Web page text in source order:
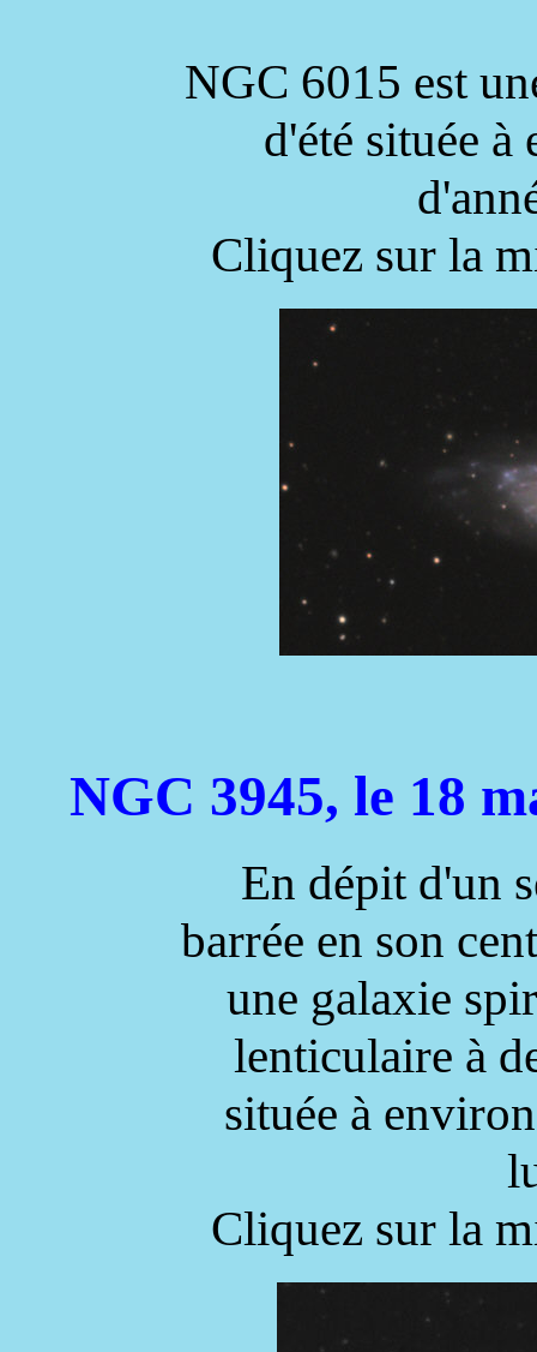
NGC 6015 est
d'été située
Cliquez sur la
NGC 3945, le 18
En dépit d'un
barrée en son
une galaxie
lenticulaire à
située à
Cliquez sur la